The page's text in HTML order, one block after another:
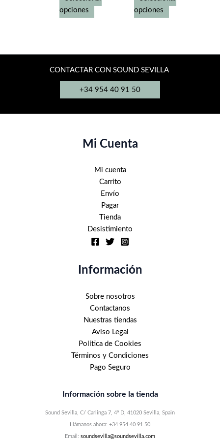
desde
399,00€
opciones
variantes.
Las
opciones
se
elegir
la
desde
245,00€
opciones
variantes.
elegir
CONTACTAR CON SOUND SEVILLA
+34 954 40 91 50
Mi Cuenta
Mi cuenta
Carrito
Envío
Pagar
Tienda
Desistimiento
Información
Sobre nosotros
Contactanos
Nuestras tiendas
Aviso Legal
Política de Cookies
Términos y Condiciones
Pago Seguro
Información sobre la tienda
Sound Sevilla, C/ Carlinga 7, 4º D, 41020 Sevilla, Spain
Llámanos ahora: +34 954 40 91 50
Email: soundsevilla@soundsevilla.com